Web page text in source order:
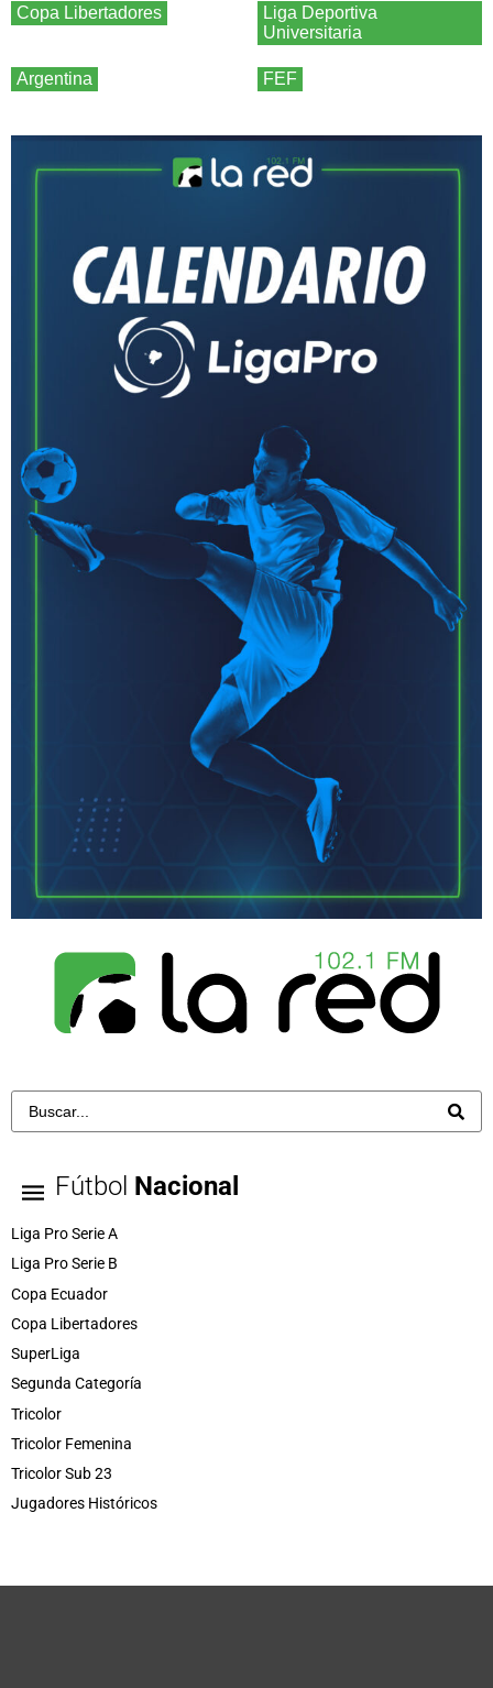
Copa Libertadores
Liga Deportiva
Universitaria
Argentina FEF
Fútbol Nacional
Liga Pro Serie A
Liga Pro Serie B
Copa Ecuador
Copa Libertadores
SuperLiga
Segunda Categoría
Tricolor
Tricolor Femenina
Tricolor Sub 23
Jugadores Históricos